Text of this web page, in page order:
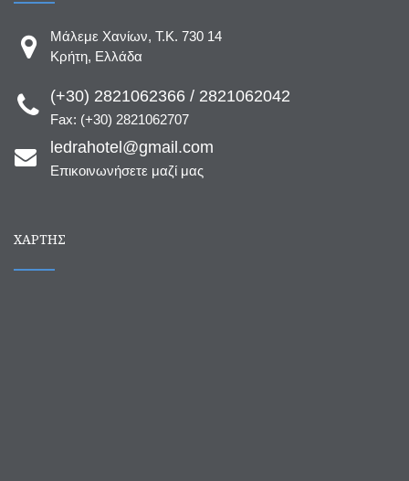
Μάλεμε Χανίων, T.K. 730 14
Κρήτη, Ελλάδα
(+30) 2821062366 / 2821062042
Fax: (+30) 2821062707
ledrahotel@gmail.com
Επικοινωνήσετε μαζί μας
ΧΆΡΤΗΣ